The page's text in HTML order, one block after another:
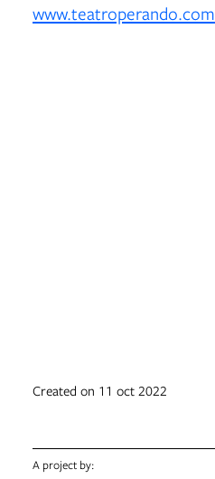
www.teatroperando.com
Created on 11 oct 2022
A project by: